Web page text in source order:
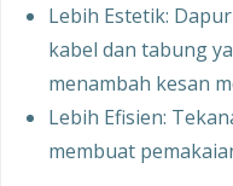
Lebih Estetik:
kabel dan tabung
menambah kesan
Lebih Efisien:
membuat